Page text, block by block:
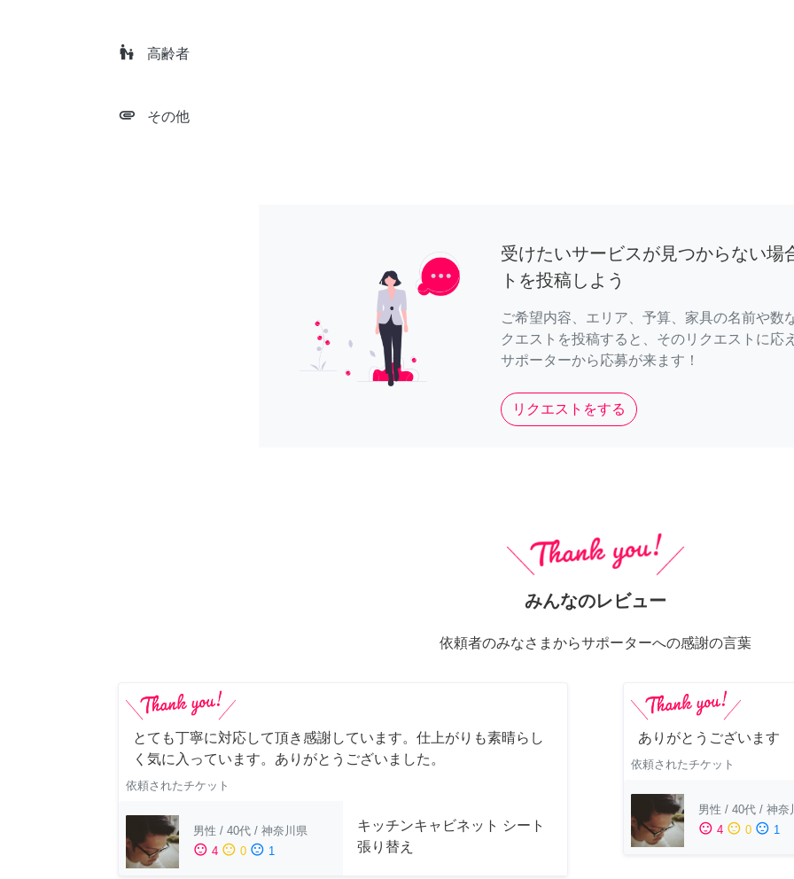
escalator_warning 高齢者
attachment その他
受けたいサービスが見つからない場
トを投稿しよう
ご希望内容、エリア、予算、家具の名前や数
クエストを投稿すると、そのリクエストに応
サポーターから応募が来ます！
リクエストをする
みんなのレビュー
依頼者のみなさまからサポーターへの感謝の言葉
とても丁寧に対応して頂き感謝しています。仕上がりも素晴らし
く気に入っています。ありがとうございました。
依頼されたチケット
男性 / 40代 / 神奈川県
sentiment_satisfied 4 sentiment_neutral 0 sentiment_dissatisfied 1
キッチンキャビネット シート
張り替え
ありがとうございます
依頼されたチケット
男性 / 40代 / 神奈
sentiment_satisfied 4 sentiment_neutral 0 sentiment_dissatisfied 1